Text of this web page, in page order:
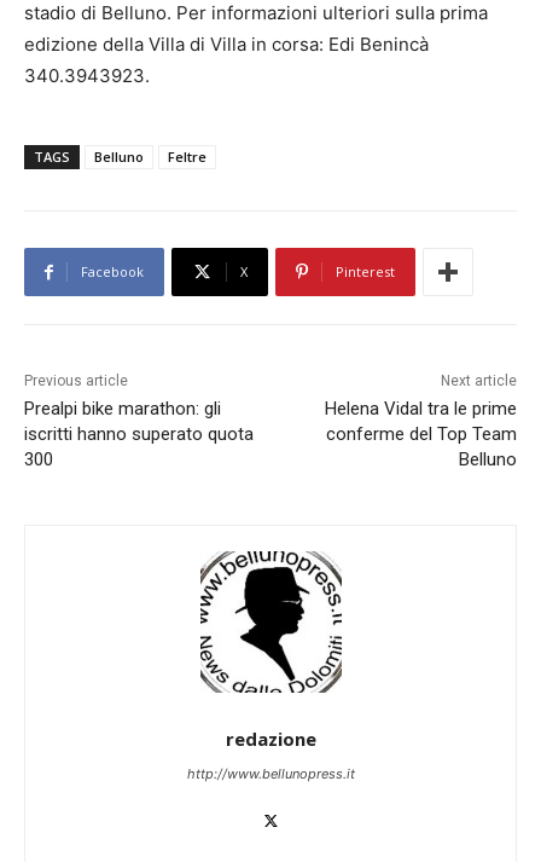
stadio di Belluno. Per informazioni ulteriori sulla prima
edizione della Villa di Villa in corsa: Edi Benincà
340.3943923.
TAGS Belluno Feltre
Facebook X Pinterest
Previous article
Prealpi bike marathon: gli
iscritti hanno superato quota
300
Next article
Helena Vidal tra le prime
conferme del Top Team
Belluno
redazione
http://www.bellunopress.it